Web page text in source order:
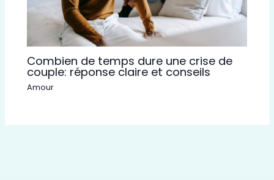
Combien de temps dure une crise de
couple: réponse claire et conseils
Amour